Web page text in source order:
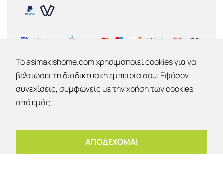
Ο λογαριασμός μου
To asimakishome.com χρησιμοποιεί cookies για να
βελτιώσει τη διαδικτυακή εμπειρία σου. Εφόσον
συνεχίσεις, συμφωνείς με την χρήση των cookies
από εμάς.
ΑΠΟΔΕΧΟΜΑΙ
OK